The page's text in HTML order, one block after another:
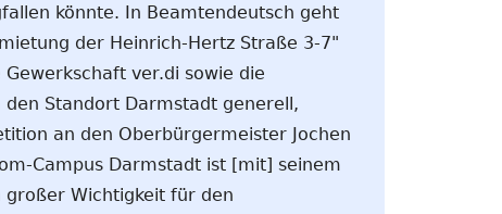
könnte. In Beamtendeutsch geht
der Heinrich-Hertz Straße 3-7"
ver.di sowie die
Standort Darmstadt generell,
an den Oberbürgermeister Jochen
Campus Darmstadt ist [mit] seinem
großer Wichtigkeit für den